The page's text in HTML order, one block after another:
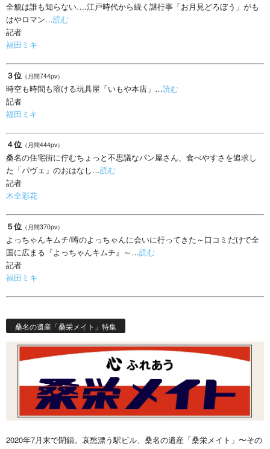
全貌は誰も知らない….江戸時代から続く謎行事「お月見どろぼう」がも
はやロマン…読む
記者
福田ミキ
３位 （月間744pv）
時空も時間も溶ける玩具屋「いもや本店」…読む
記者
福田ミキ
４位 （月間444pv）
桑名の住宅街に佇むちょっと不思議なパン屋さん、食べやすさを追求し
た「パヴェ」のおはなし…読む
記者
木全彩花
５位 （月間370pv）
よっちゃんキムチ/噂のよっちゃんに会いに行ってきた～口コミだけで全
国に広まる『よっちゃんキムチ』～…読む
記者
福田ミキ
桑名の遺産「桑栄メイト」特集
2020年7月末で閉鎖。哀愁漂う駅ビル、桑名の遺産「桑栄メイト」〜その